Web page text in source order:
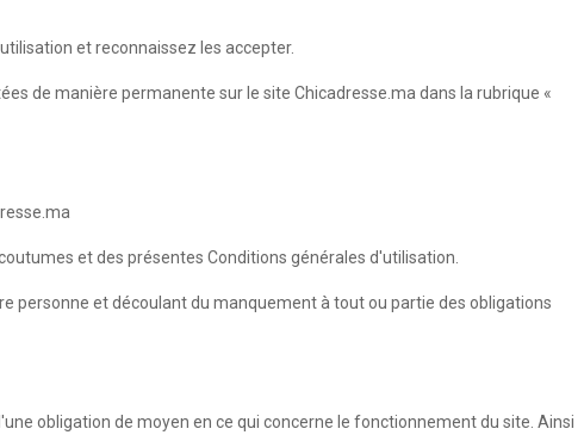
et reconnaissez les accepter.
de manière permanente sur le site Chicadresse.ma dans la rubrique «
et des présentes Conditions générales d'utilisation.
personne et découlant du manquement à tout ou partie des obligations
obligation de moyen en ce qui concerne le fonctionnement du site. Ainsi